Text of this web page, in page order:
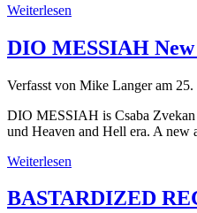
Weiterlesen
DIO MESSIAH
Verfasst von Mike Langer am 25.
DIO MESSIAH is Csaba Zvekan
und Heaven and Hell era. A new
Weiterlesen
BASTARDIZED